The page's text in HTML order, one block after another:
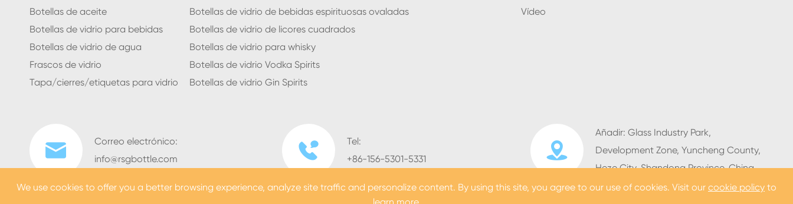
Botellas de aceite
Botellas de vidrio para bebidas
Botellas de vidrio de agua
Frascos de vidrio
Tapa/cierres/etiquetas para vidrio
Botellas de vidrio de bebidas espirituosas ovaladas
Botellas de vidrio de licores cuadrados
Botellas de vidrio para whisky
Botellas de vidrio Vodka Spirits
Botellas de vidrio Gin Spirits
Vídeo

Correo electrónico:
info@rsgbottle.com

Tel:
+86-156-5301-5331

Añadir: Glass Industry Park,
Development Zone, Yuncheng County,
Heze City, Shandong Province, China
We use cookies to offer you a better browsing experience, analyze site traffic and personalize content. By using this site, you agree to our use of cookies. Visit our cookie policy to